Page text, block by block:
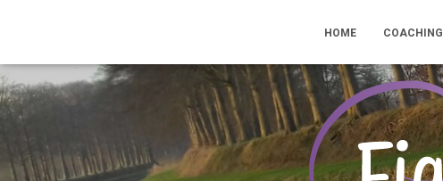
HOME COACHING